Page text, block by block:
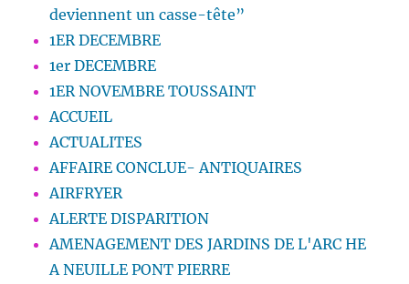
deviennent un casse-tête”
1ER DECEMBRE
1er DECEMBRE
1ER NOVEMBRE TOUSSAINT
ACCUEIL
ACTUALITES
AFFAIRE CONCLUE- ANTIQUAIRES
AIRFRYER
ALERTE DISPARITION
AMENAGEMENT DES JARDINS DE L'ARC HE
A NEUILLE PONT PIERRE